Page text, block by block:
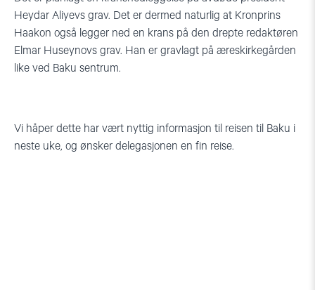
Heydar Aliyevs grav. Det er dermed naturlig at Kronprins
Haakon også legger ned en krans på den drepte redaktøren
Elmar Huseynovs grav. Han er gravlagt på æreskirkegården
like ved Baku sentrum.
Vi håper dette har vært nyttig informasjon til reisen til Baku i
neste uke, og ønsker delegasjonen en fin reise.